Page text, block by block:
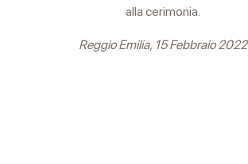
alla cerimonia.
Reggio Emilia, 15 Febbraio 2022